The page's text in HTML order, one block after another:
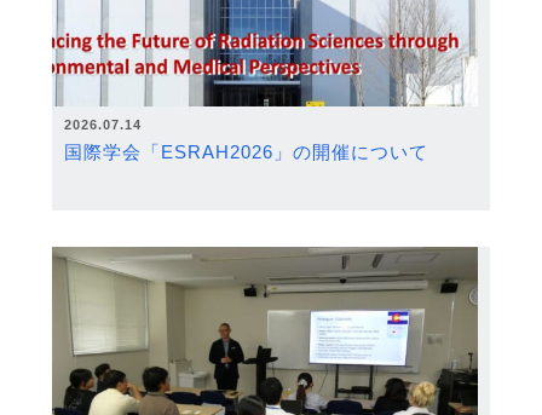
2026.07.14
国際学会「ESRAH2026」の開催について